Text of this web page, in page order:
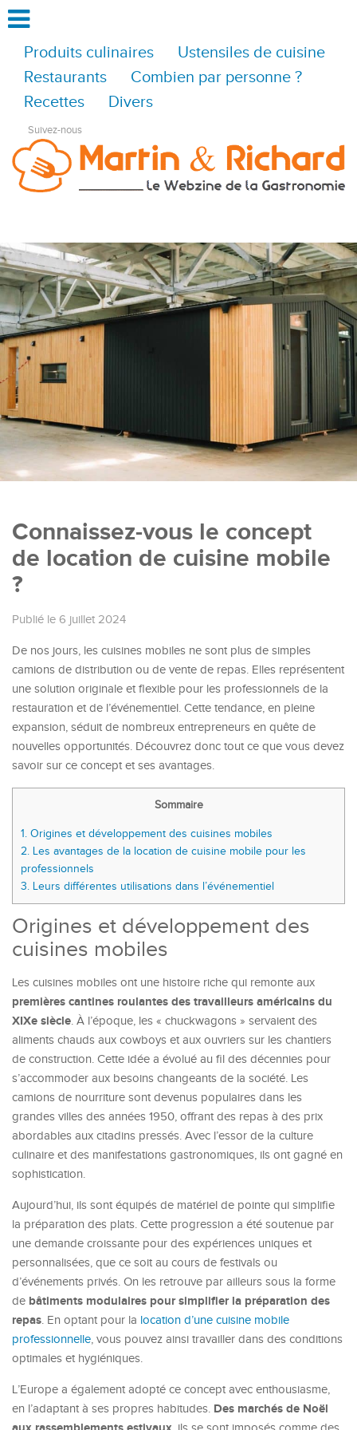
Produits culinaires
Ustensiles de cuisine
Restaurants
Combien par personne ?
Recettes
Divers
Suivez-nous
Connaissez-vous le concept
de location de cuisine mobile
?
Publié le 6 juillet 2024
De nos jours, les cuisines mobiles ne sont plus de simples
camions de distribution ou de vente de repas. Elles représentent
une solution originale et flexible pour les professionnels de la
restauration et de l’événementiel. Cette tendance, en pleine
expansion, séduit de nombreux entrepreneurs en quête de
nouvelles opportunités. Découvrez donc tout ce que vous devez
savoir sur ce concept et ses avantages.
Sommaire
1. Origines et développement des cuisines mobiles
2. Les avantages de la location de cuisine mobile pour les
professionnels
3. Leurs différentes utilisations dans l’événementiel
Origines et développement des
cuisines mobiles
Les cuisines mobiles ont une histoire riche qui remonte aux
premières cantines roulantes des travailleurs américains du
XIXe siècle. À l’époque, les « chuckwagons » servaient des
aliments chauds aux cowboys et aux ouvriers sur les chantiers
de construction. Cette idée a évolué au fil des décennies pour
s’accommoder aux besoins changeants de la société. Les
camions de nourriture sont devenus populaires dans les
grandes villes des années 1950, offrant des repas à des prix
abordables aux citadins pressés. Avec l’essor de la culture
culinaire et des manifestations gastronomiques, ils ont gagné en
sophistication.
Aujourd’hui, ils sont équipés de matériel de pointe qui simplifie
la préparation des plats. Cette progression a été soutenue par
une demande croissante pour des expériences uniques et
personnalisées, que ce soit au cours de festivals ou
d’événements privés. On les retrouve par ailleurs sous la forme
de bâtiments modulaires pour simplifier la préparation des
repas. En optant pour la location d’une cuisine mobile
professionnelle, vous pouvez ainsi travailler dans des conditions
optimales et hygiéniques.
L’Europe a également adopté ce concept avec enthousiasme,
en l’adaptant à ses propres habitudes. Des marchés de Noël